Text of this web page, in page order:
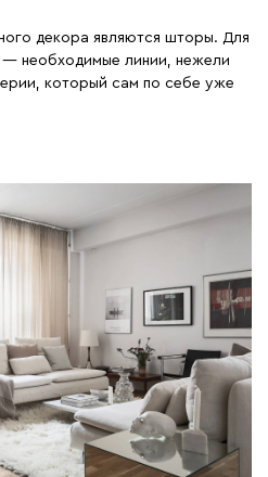
декора являются шторы. Для
необходимые линии, нежели
который сам по себе уже